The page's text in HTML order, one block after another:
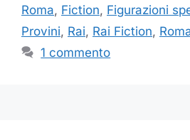
Roma, Fiction, Figurazioni
Provini, Rai, Rai Fiction,
1 commento